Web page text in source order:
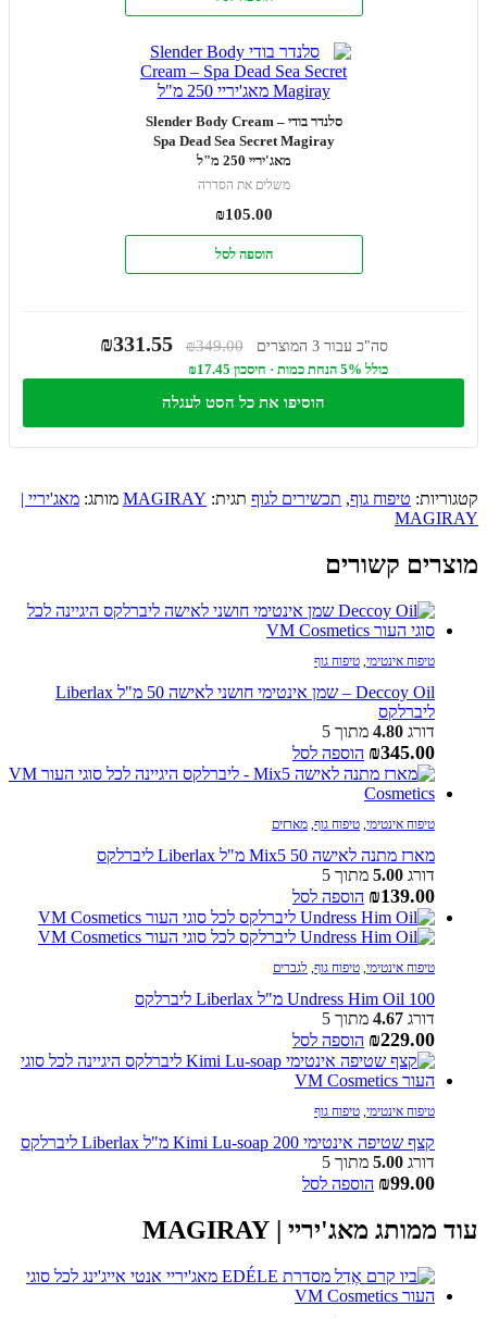
סלנדר בודי Slender Body Cream –
Spa Dead Sea Secret Magiray
מאג'יריי 250 מ"ל
משלים את הסדרה
₪105.00
הוספה לסל
סה"כ עבור 3 המוצרים ₪349.00
₪331.55
כולל 5% הנחת כמות · חיסכון ₪17.45
הוסיפו את כל הסט לעגלה
קטגוריות: טיפוח גוף, תכשירים לגוף תגית: MAGIRAY מותג: מאג'יריי |
MAGIRAY
מוצרים קשורים
טיפוח אינטימי טיפוח גוף
Deccoy Oil – שמן אינטימי חושני לאישה 50 מ"ל Liberlax
ליברלקס
דורג 4.80 מתוך 5
₪345.00 הוספה לסל
טיפוח אינטימי טיפוח גוף מארזים
מארז מתנה לאישה Mix5 50 מ"ל Liberlax ליברלקס
דורג 5.00 מתוך 5
₪139.00 הוספה לסל
טיפוח אינטימי טיפוח גוף לגברים
Undress Him Oil 100 מ"ל Liberlax ליברלקס
דורג 4.67 מתוך 5
₪229.00 הוספה לסל
טיפוח אינטימי טיפוח גוף
קצף שטיפה אינטימי Kimi Lu-soap 200 מ"ל Liberlax ליברלקס
דורג 5.00 מתוך 5
₪99.00 הוספה לסל
עוד ממותג מאג'יריי | MAGIRAY